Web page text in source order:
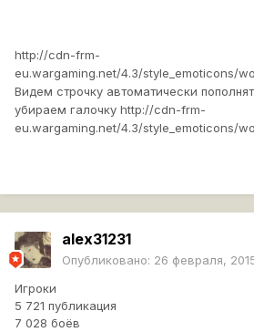
http://cdn-frm-
eu.wargaming.net/4.3/style_emoticons/
Видем строчку автоматически
убираем галочку http://cdn-frm-
eu.wargaming.net/4.3/style_emoticons/
alex31231
Опубликовано: 26 февраля,
Игроки
5 721 публикация
7 028 боёв